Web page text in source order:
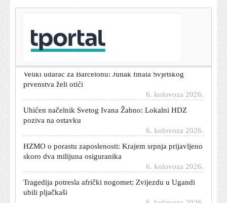
T-portal.hr
novi CT
prvenstva želi otići
Uhićen načelnik Svetog Ivana Žabno: Lokalni HDZ
poziva na ostavku
HZMO o porastu zaposlenosti: Krajem srpnja prijavljeno
skoro dva milijuna osiguranika
Tragedija potresla afrički nogomet: Zvijezdu u Ugandi
ubili pljačkaši